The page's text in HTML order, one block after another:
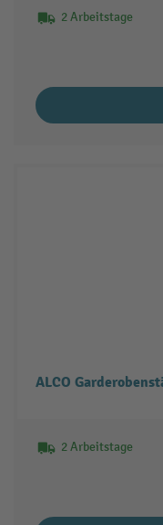
2 Arbeitstage
2 Arbeitstage